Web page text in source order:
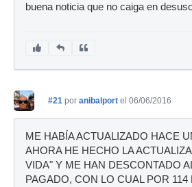
buena noticia que no caiga en
#21 por anibalport el 06/06/2016
ME HABÍA ACTUALIZADO HACE
AHORA HE HECHO LA
VIDA" Y ME HAN DESCONTADO
PAGADO, CON LO CUAL POR 114